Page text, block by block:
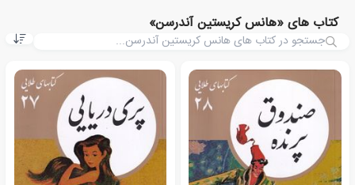
کتاب های «هانس کریستین آندرسن»